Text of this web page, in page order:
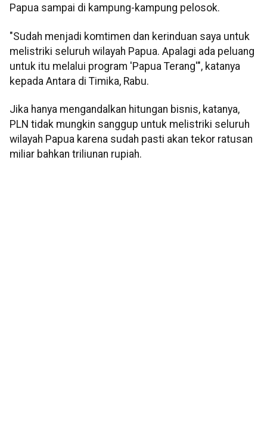
Papua sampai di kampung-kampung pelosok.
"Sudah menjadi komtimen dan kerinduan saya untuk
melistriki seluruh wilayah Papua. Apalagi ada peluang
untuk itu melalui program 'Papua Terang'", katanya
kepada Antara di Timika, Rabu.
Jika hanya mengandalkan hitungan bisnis, katanya,
PLN tidak mungkin sanggup untuk melistriki seluruh
wilayah Papua karena sudah pasti akan tekor ratusan
miliar bahkan triliunan rupiah.